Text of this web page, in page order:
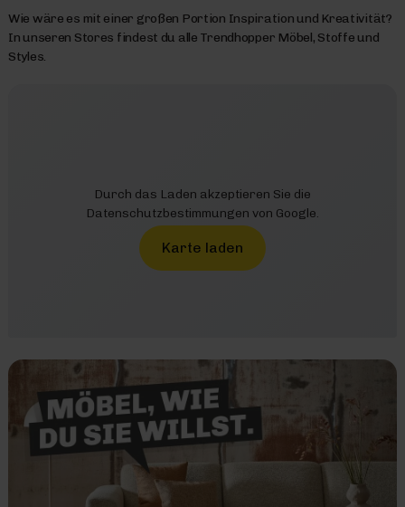
Wie wäre es mit einer großen Portion Inspiration und Kreativität?
In unseren Stores findest du alle Trendhopper Möbel, Stoffe und
Styles.
Durch das Laden akzeptieren Sie die
Datenschutzbestimmungen von Google.
Karte laden